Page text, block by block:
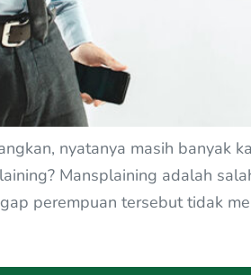
nyatanya masih banyak
Mansplaining adalah
perempuan tersebut tidak